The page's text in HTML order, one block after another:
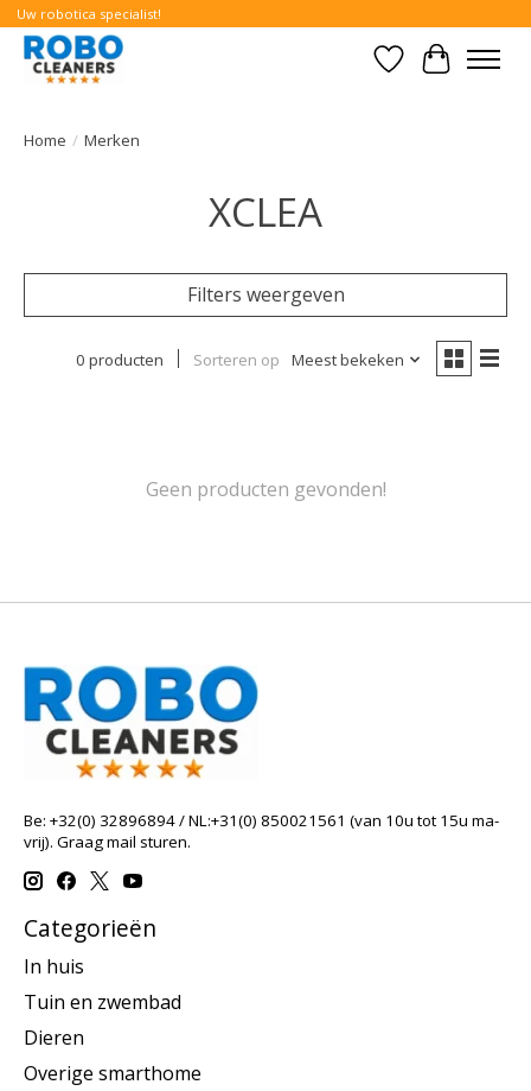
Uw robotica specialist!
Verlanglijst
Home / Merken
XCLEA
Filters weergeven
0 producten Sorteren op Meest bekeken
Geen producten gevonden!
Be: +32(0) 32896894 / NL:+31(0) 850021561 (van 10u tot 15u ma-
vrij). Graag mail sturen.
Categorieën
In huis
Tuin en zwembad
Dieren
Overige smarthome